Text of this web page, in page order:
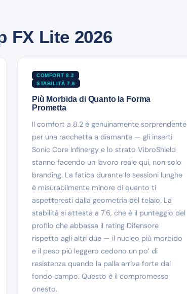
FX Lite 2026
COMFORT 8.2
STABILITÀ 7.6
Più Morbida di Quanto la Forma
Prometta
Il comfort a 8.2 è genuinamente sorprendente
per una racchetta a diamante — gli inserti
Sonic Core Infinergy e lo strato VibroShield
stanno facendo un lavoro reale qui, non solo
branding. La fatica durante le sessioni lunghe
è misurabilmente minore di quanto ti
aspetteresti dalla geometria del telaio. La
stabilità si attesta a 7.6, che è il punteggio del
profilo che abbassa il rating Difensore
rispetto agli altri due — il nucleo più morbido
e il peso più leggero cedono un po’ di
resistenza quando la palla arriva forte dal
fondo campo. Questo è il compromesso
onesto.